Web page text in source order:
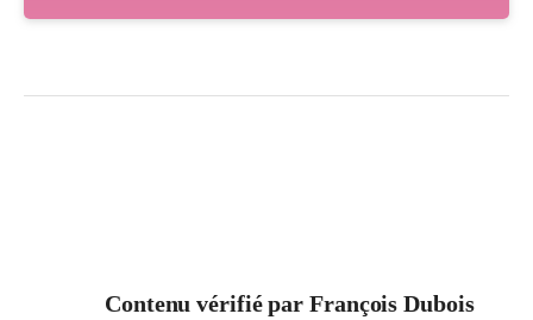
Contenu vérifié par François Dubois